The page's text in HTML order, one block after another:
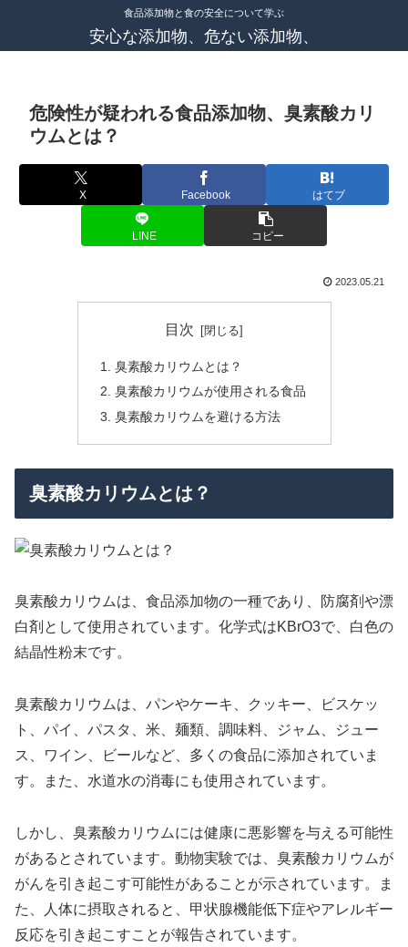
食品添加物と食の安全について学ぶ
安心な添加物、危ない添加物、
危険性が疑われる食品添加物、臭素酸カリ
ウムとは？
X Facebook はてブ
LINE コピー
2023.05.21
目次
臭素酸カリウムとは？
臭素酸カリウムが使用される食品
臭素酸カリウムを避ける方法
臭素酸カリウムとは？
臭素酸カリウムは、食品添加物の一種であり、防腐剤や漂
白剤として使用されています。化学式はKBrO3で、白色の
結晶性粉末です。
臭素酸カリウムは、パンやケーキ、クッキー、ビスケッ
ト、パイ、パスタ、米、麺類、調味料、ジャム、ジュー
ス、ワイン、ビールなど、多くの食品に添加されていま
す。また、水道水の消毒にも使用されています。
しかし、臭素酸カリウムには健康に悪影響を与える可能性
があるとされています。動物実験では、臭素酸カリウムが
がんを引き起こす可能性があることが示されています。ま
た、人体に摂取されると、甲状腺機能低下症やアレルギー
反応を引き起こすことが報告されています。